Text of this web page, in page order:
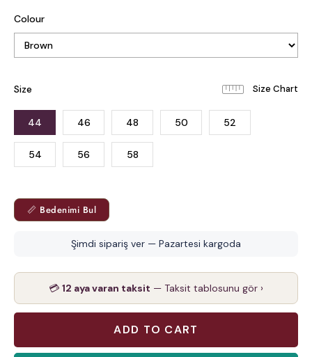
Colour
Size
44 46 48 50 52
54 56 58
📏 Bedenimi Bul
Şimdi sipariş ver — Pazartesi kargoda
💳 12 aya varan taksit — Taksit tablosunu gör ›